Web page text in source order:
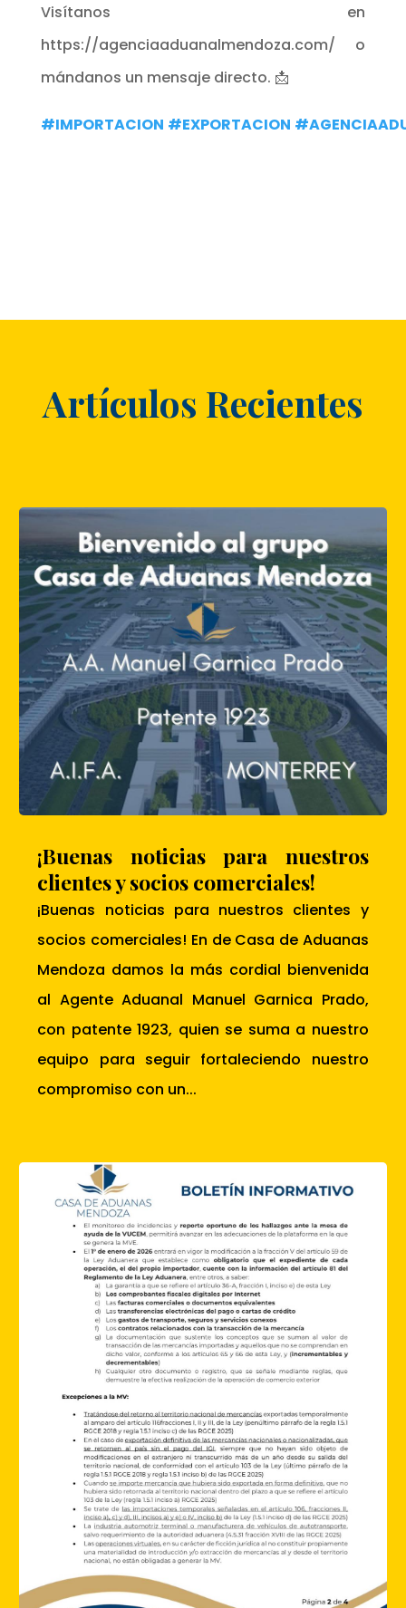
Visítanos en
https://agenciaaduanalmendoza.com/ o
mándanos un mensaje directo. 📩
#IMPORTACION #EXPORTACION
Artículos Recientes
¡Buenas noticias para nuestros
clientes y socios comerciales!
¡Buenas noticias para nuestros clientes y
socios comerciales! En de Casa de Aduanas
Mendoza damos la más cordial bienvenida
al Agente Aduanal Manuel Garnica Prado,
con patente 1923, quien se suma a nuestro
equipo para seguir fortaleciendo nuestro
compromiso con un...